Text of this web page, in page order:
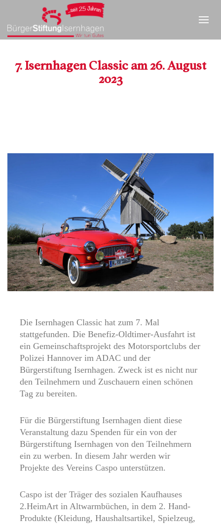
7. Isernhagen Classic am 26. August
2023
Die Isernhagen Classic hat zum 7. Mal
stattgefunden. Die Benefiz-Oldtimer-Ausfahrt ist
ein Gemeinschaftsprojekt des Motorsportclubs der
Polizei Hannover im ADAC und der
Bürgerstiftung Isernhagen. Zweck ist es nicht nur
den Teilnehmern und Zuschauern einen schönen
Tag zu bereiten.
Für die Bürgerstiftung Isernhagen dient diese
Veranstaltung dazu Spenden für ein von der
Bürgerstiftung Isernhagen von den Teilnehmern
ein zu werben. In diesem Jahr werden wir
Projekte des Vereins Caspo unterstützen.
Caspo ist der Träger des sozialen Kaufhauses
2.HeimArt in Altwarmbüchen, in dem 2. Hand-
Produkte (Kleidung, Haushaltsartikel, Spielzeug,